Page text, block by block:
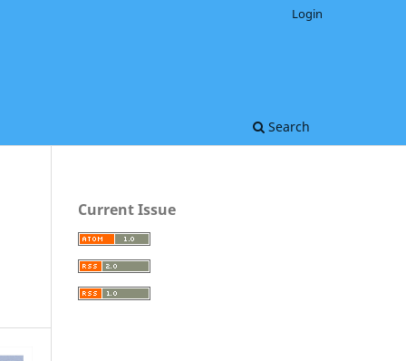
Search
Login
Current Issue